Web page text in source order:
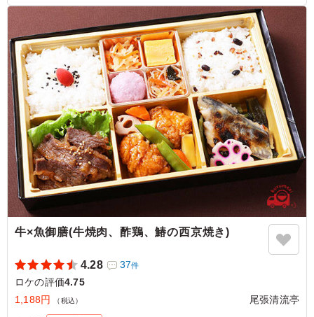
おいしかったです。
ご利用シーン：ロケ・撮影›ロケ
愛知県名古屋市東区東桜2024/11/26
牛×魚御膳(牛焼肉、酢鶏、鰆の西京焼き)
4.28 37件
ロケの評価4.75
1,188円
（税込） 尾張清流亭